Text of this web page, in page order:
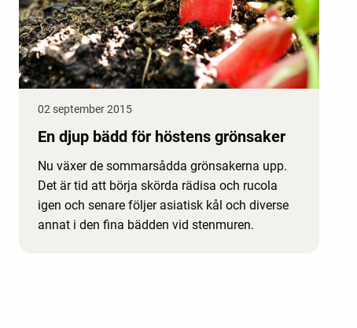
02 september 2015
En djup bädd för höstens grönsaker
Nu växer de sommarsådda grönsakerna upp.
Det är tid att börja skörda rädisa och rucola
igen och senare följer asiatisk kål och diverse
annat i den fina bädden vid stenmuren.